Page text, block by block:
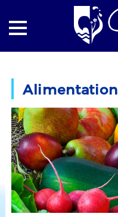
Alimentation